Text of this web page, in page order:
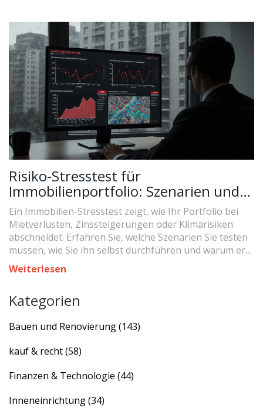
Risiko-Stresstest für
Immobilienportfolio: Szenarien und
Maßnahmen für 2025
Ein Immobilien-Stresstest zeigt, wie Ihr Portfolio bei
Mietverlusten, Zinssteigerungen oder Klimarisiken
abschneidet. Erfahren Sie, welche Szenarien Sie testen
müssen, wie Sie ihn selbst durchführen und warum er
in 2025 Pflicht ist.
Weiterlesen
Kategorien
Bauen und Renovierung(143)
kauf & recht(58)
Finanzen & Technologie (44)
Inneneinrichtung(34)